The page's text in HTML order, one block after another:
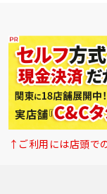
↑ご利用には店頭で